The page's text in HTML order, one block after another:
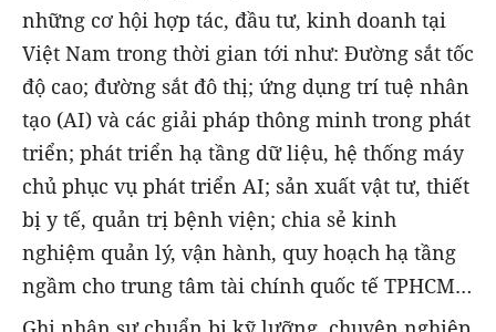
những cơ hội hợp tác, đầu tư, kinh doanh tại
Việt Nam trong thời gian tới như: Đường sắt tốc
độ cao; đường sắt đô thị; ứng dụng trí tuệ nhân
tạo (AI) và các giải pháp thông minh trong phát
triển; phát triển hạ tầng dữ liệu, hệ thống máy
chủ phục vụ phát triển AI; sản xuất vật tư, thiết
bị y tế, quản trị bệnh viện; chia sẻ kinh
nghiệm quản lý, vận hành, quy hoạch hạ tầng
ngầm cho trung tâm tài chính quốc tế TPHCM…